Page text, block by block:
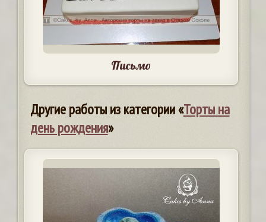
Письмо
Другие работы из категории «Торты на
день рождения»